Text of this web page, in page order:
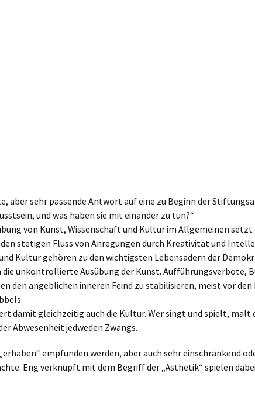
aber sehr passende Antwort auf eine zu Beginn der
und was haben sie mit einander zu tun?“
von Kunst, Wissenschaft und Kultur im Allgemeinen
stetigen Fluss von Anregungen durch Kreativität und
Kultur gehören zu den wichtigsten Lebensadern der
unkontrollierte Ausübung der Kunst. Aufführungsverbote,
angeblichen inneren Feind zu stabilisieren, meist vor
gleichzeitig auch die Kultur. Wer singt und spielt, malt
Abwesenheit jedweden Zwangs.
empfunden werden, aber auch sehr einschränkend
Eng verknüpft mit dem Begriff der „Ästhetik“ spielen